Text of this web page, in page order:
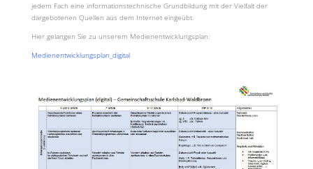
jedem Fach eine informationstechnische Grundbildung mit der Vielfalt der
dargebotenen Quellen aus dem Internet eingeübt.
Hier gelangen Sie zu unserem Medienentwicklungsplan:
Medienentwicklungsplan_digital